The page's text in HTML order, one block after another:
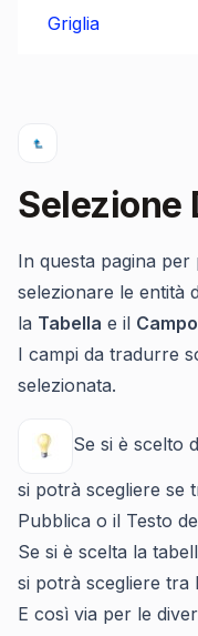
Griglia
Selezione
In questa pagina per
selezionare le entità
la Tabella e il Campo
I campi da tradurre
selezionata.
Se si è scelto
si potrà scegliere se
Pubblica o il Testo
Se si è scelta la
si potrà scegliere tra
E così via per le